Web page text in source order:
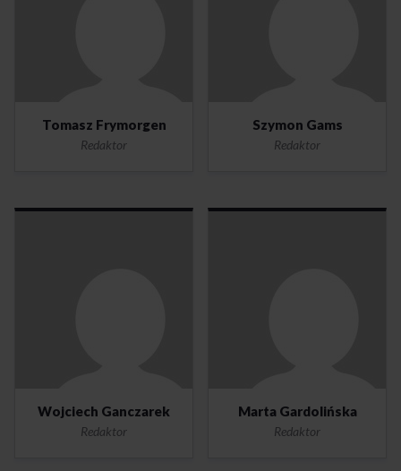
Tomasz Frymorgen
Redaktor
Szymon Gams
Redaktor
Wojciech Ganczarek
Redaktor
Marta Gardolińska
Redaktor